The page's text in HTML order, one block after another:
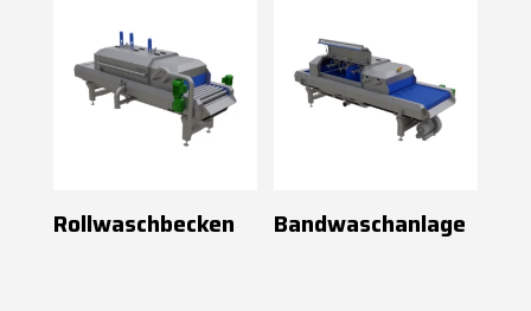
Rollwaschbecken Bandwaschanlage